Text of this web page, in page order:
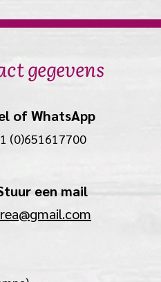
gegevens
WhatsApp
(0)651617700
een mail